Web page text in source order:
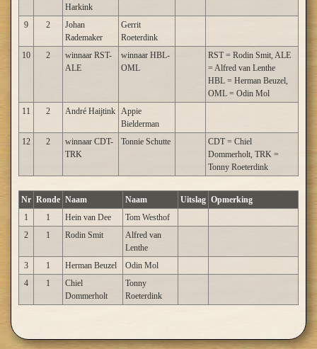
Harkink
9 2
Johan
Rademaker
Gerrit
Roeterdink
10
2
winnaar RST-
ALE
winnaar HBL-
OML
RST = Rodin Smit, ALE
= Alfred van Lenthe
HBL = Herman Beuzel,
OML = Odin Mol
11
2 André Haijtink Appie
Bielderman
12
2
winnaar CDT-
TRK
Tonnie Schutte
CDT = Chiel
Dommerholt, TRK =
Tonny Roeterdink
Nr Ronde Naam Naam Uitslag Opmerking
1
1 Hein van Dee
Tom Westhof
2
1 Rodin Smit
Alfred van
Lenthe
3
1 Herman Beuzel
Odin Mol
4
1
Chiel
Dommerholt
Tonny
Roeterdink